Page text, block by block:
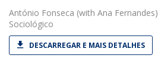
António Fonseca (with Ana
Sociológico
DESCARREGAR E MAIS DETALHES